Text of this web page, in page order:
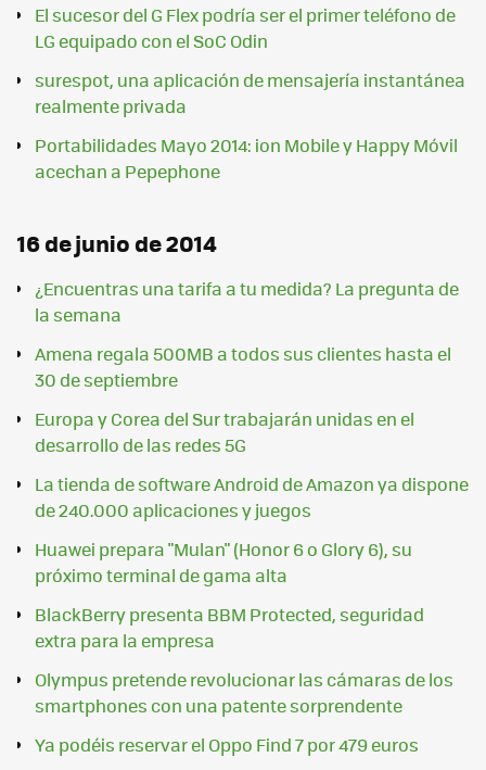
El sucesor del G Flex podría ser el primer teléfono de
LG equipado con el SoC Odin
surespot, una aplicación de mensajería instantánea
realmente privada
Portabilidades Mayo 2014: ion Mobile y Happy Móvil
acechan a Pepephone
16 de junio de 2014
¿Encuentras una tarifa a tu medida? La pregunta de
la semana
Amena regala 500MB a todos sus clientes hasta el
30 de septiembre
Europa y Corea del Sur trabajarán unidas en el
desarrollo de las redes 5G
La tienda de software Android de Amazon ya dispone
de 240.000 aplicaciones y juegos
Huawei prepara "Mulan" (Honor 6 o Glory 6), su
próximo terminal de gama alta
BlackBerry presenta BBM Protected, seguridad
extra para la empresa
Olympus pretende revolucionar las cámaras de los
smartphones con una patente sorprendente
Ya podéis reservar el Oppo Find 7 por 479 euros